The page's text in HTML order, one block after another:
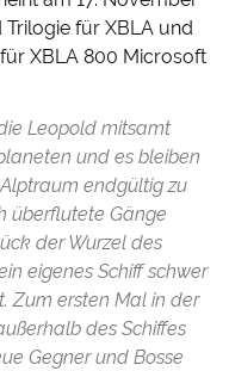
für XBLA und
XBLA 800 Microsoft
Leopold mitsamt
und es bleiben
endgültig zu
überflutete Gänge
der Wurzel des
eigenes Schiff schwer
Zum ersten Mal in der
des Schiffes
Gegner und Bosse